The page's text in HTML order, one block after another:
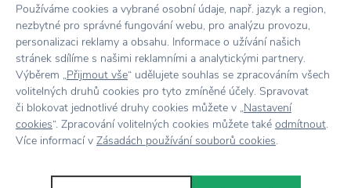
Odesláním formuláře souhlasím se
zpracováním osobních údajů.
Používáme cookies a vybrané osobní údaje, např. jazyk a region,
nezbytné pro správné fungování webu, pro analýzu provozu,
personalizaci reklamy a obsahu. Informace o užívání našich
stránek sdílíme s našimi reklamními a analytickými partnery.
Výběrem „Přijmout vše“ udělujete souhlas se zpracováním všech
volitelných druhů cookies pro tyto zmíněné účely. Spravovat
či blokovat jednotlivé druhy cookies můžete v „Nastavení
cookies“. Zpracování volitelných cookies můžete také odmítnout.
Více informací v Zásadách používání souborů cookies.